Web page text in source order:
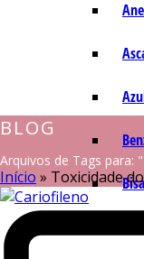
BLOG
Arquivos de Tags para:
Início » Toxicidade